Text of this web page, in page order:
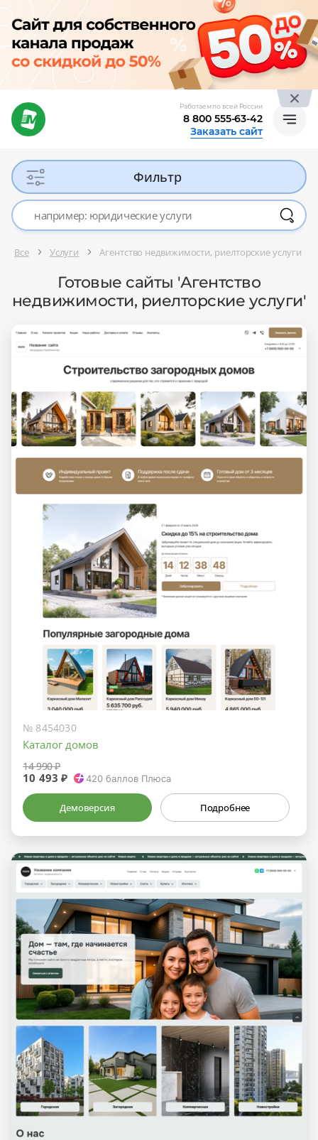
Работаем по всей России
8 800 555-63-42
Заказать сайт
Фильтр
Все Услуги Агентство недвижимости, риелторские услуги
Готовые сайты 'Агентство
недвижимости, риелторские услуги'
№ 8454030
Каталог домов
14 990 ₽
10 493 ₽ 420баллов Плюса
Демоверсия Подробнее